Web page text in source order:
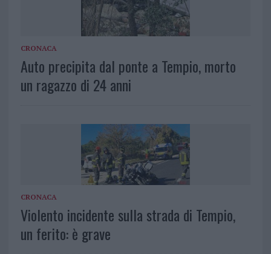
CRONACA
Auto precipita dal ponte a Tempio, morto
un ragazzo di 24 anni
CRONACA
Violento incidente sulla strada di Tempio,
un ferito: è grave